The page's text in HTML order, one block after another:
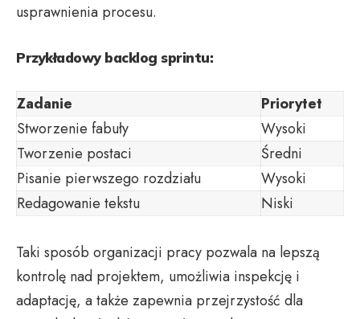
usprawnienia procesu.
Przykładowy backlog sprintu:
Zadanie
Priorytet
Stworzenie fabuły
Wysoki
Tworzenie postaci
Średni
Pisanie pierwszego rozdziału
Wysoki
Redagowanie tekstu
Niski
Taki sposób organizacji pracy pozwala na lepszą
kontrolę nad projektem, umożliwia inspekcję i
adaptację, a także zapewnia przejrzystość dla